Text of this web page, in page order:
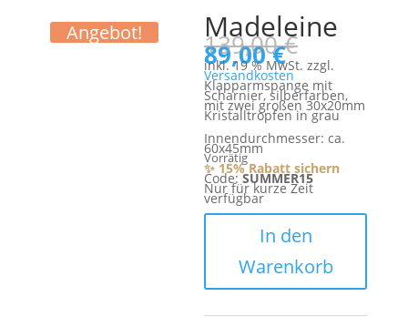
Angebot! Madeleine
139,00€Preis
war:
139,00 €
89,00€Aktueller
Preis
ist:
89,00 €.
inkl. 19 % MwSt. zzgl.
Versandkosten
Klapparmspange mit
Scharnier, silberfarben,
mit zwei großen 30x20mm
Kristalltropfen in grau
Innendurchmesser: ca.
60x45mm
Vorrätig
✨ 15% Rabatt sichern
Code:SUMMER15
Nur für kurze Zeit
verfügbar
Madeleine
In den
Warenkorb